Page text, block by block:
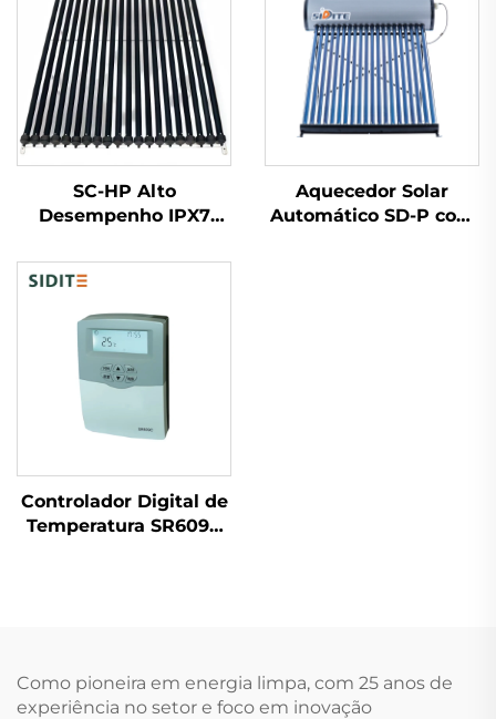
SC-HP Alto
Desempenho IPX7
Aquecedor Solar de
Água com Quadro de
Alumínio Coletor Solar
com Tubos Evacuados
lã de rocha Para Uso
Externo em Hotéis
Aquecedor Solar
Automático SD-P com
Controlador Digital de
Temperatura SR609C
Aquecimento Auxiliar
de 2000W
Como pioneira em energia limpa, com 25 anos de
experiência no setor e foco em inovação